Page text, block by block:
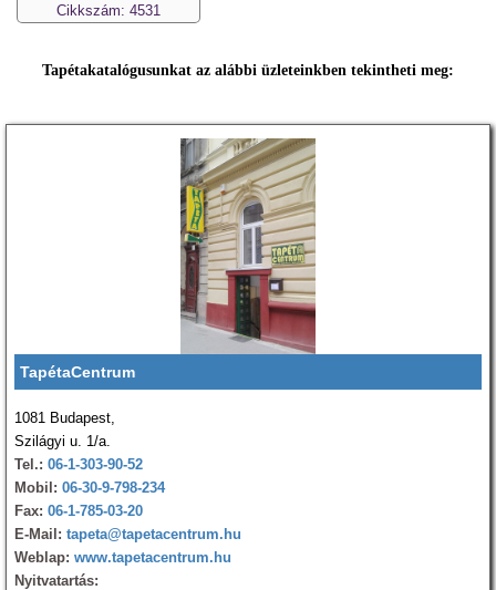
Cikkszám: 4531
Tapétakatalógusunkat az alábbi üzleteinkben tekintheti meg:
TapétaCentrum
1081 Budapest,
Szilágyi u. 1/a.
Tel.: 06-1-303-90-52
Mobil: 06-30-9-798-234
Fax: 06-1-785-03-20
E-Mail: tapeta@tapetacentrum.hu
Weblap: www.tapetacentrum.hu
Nyitvatartás: